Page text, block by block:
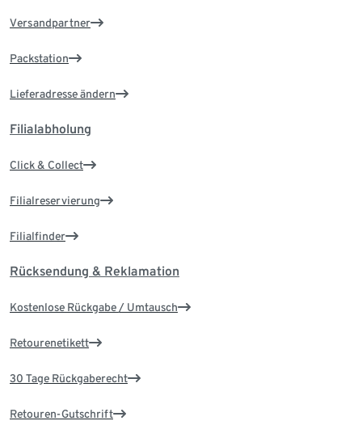
Versandpartner
Packstation
Lieferadresse ändern
Filialabholung
Click & Collect
Filialreservierung
Filialfinder
Rücksendung & Reklamation
Kostenlose Rückgabe / Umtausch
Retourenetikett
30 Tage Rückgaberecht
Retouren-Gutschrift